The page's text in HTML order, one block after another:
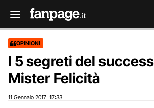
OPINIONI
I 5 segreti del
Mister Felicità
11 Gennaio 2017 17:33